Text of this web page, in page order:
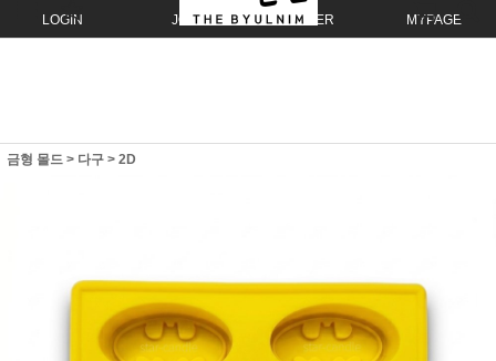
LOGIN JOIN ORDER MYPAGE
금형 몰드 > 다구 > 2D